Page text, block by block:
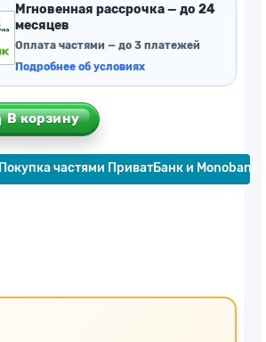
Мгновенная рассрочка — до 24
месяцев
Оплата частями — до 3 платежей
Подробнее об условиях
В корзину
Покупка частями ПриватБанк и Monobank